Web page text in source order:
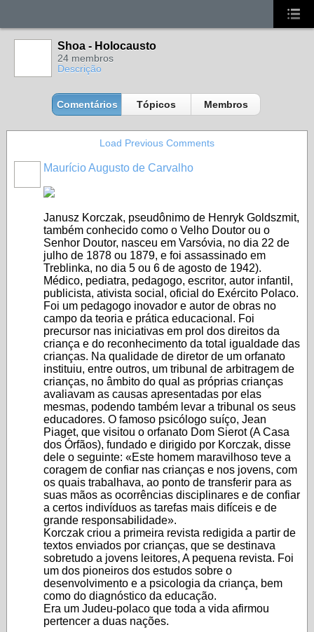
Shoa - Holocausto
24 membros
Descrição
Comentários Tópicos Membros
Load Previous Comments
Maurício Augusto de Carvalho
Janusz Korczak, pseudônimo de Henryk Goldszmit,
também conhecido como o Velho Doutor ou o
Senhor Doutor, nasceu em Varsóvia, no dia 22 de
julho de 1878 ou 1879, e foi assassinado em
Treblinka, no dia 5 ou 6 de agosto de 1942).
Médico, pediatra, pedagogo, escritor, autor infantil,
publicista, ativista social, oficial do Exército Polaco.
Foi um pedagogo inovador e autor de obras no
campo da teoria e prática educacional. Foi
precursor nas iniciativas em prol dos direitos da
criança e do reconhecimento da total igualdade das
crianças. Na qualidade de diretor de um orfanato
instituiu, entre outros, um tribunal de arbitragem de
crianças, no âmbito do qual as próprias crianças
avaliavam as causas apresentadas por elas
mesmas, podendo também levar a tribunal os seus
educadores. O famoso psicólogo suíço, Jean
Piaget, que visitou o orfanato Dom Sierot (A Casa
dos Órfãos), fundado e dirigido por Korczak, disse
dele o seguinte: «Este homem maravilhoso teve a
coragem de confiar nas crianças e nos jovens, com
os quais trabalhava, ao ponto de transferir para as
suas mãos as ocorrências disciplinares e de confiar
a certos indivíduos as tarefas mais difíceis e de
grande responsabilidade».
Korczak criou a primeira revista redigida a partir de
textos enviados por crianças, que se destinava
sobretudo a jovens leitores, A pequena revista. Foi
um dos pioneiros dos estudos sobre o
desenvolvimento e a psicologia da criança, bem
como do diagnóstico da educação.
Era um Judeu-polaco que toda a vida afirmou
pertencer a duas nações.